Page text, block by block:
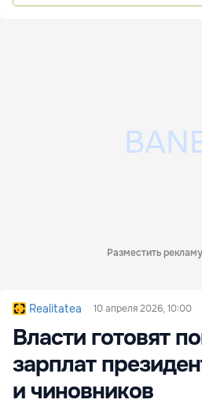
Разместить
Realitatea 10 апреля 2026, 10:00
Власти готовят
зарплат
и чиновников